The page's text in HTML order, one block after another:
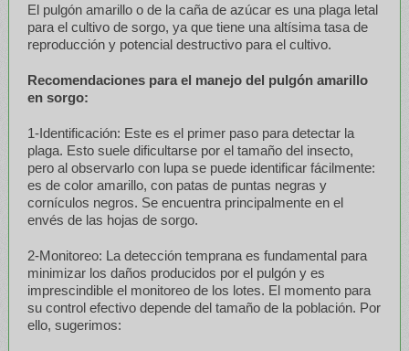
El pulgón amarillo o de la caña de azúcar es una plaga letal
para el cultivo de sorgo, ya que tiene una altísima tasa de
reproducción y potencial destructivo para el cultivo.
Recomendaciones para el manejo del pulgón amarillo
en sorgo:
1-Identificación: Este es el primer paso para detectar la
plaga. Esto suele dificultarse por el tamaño del insecto,
pero al observarlo con lupa se puede identificar fácilmente:
es de color amarillo, con patas de puntas negras y
cornículos negros. Se encuentra principalmente en el
envés de las hojas de sorgo.
2-Monitoreo: La detección temprana es fundamental para
minimizar los daños producidos por el pulgón y es
imprescindible el monitoreo de los lotes. El momento para
su control efectivo depende del tamaño de la población. Por
ello, sugerimos: